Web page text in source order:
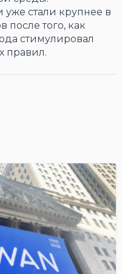
стали крупнее в
после того, как
стимулировал
правил.